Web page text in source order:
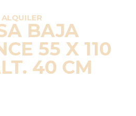
ALQUILER
BAJA
55 X 110
40 CM